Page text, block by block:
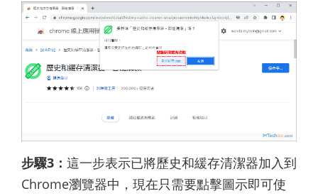
步驟3： 這一步表示已將歷史和緩存清潔器加入到
Chrome瀏覽器中，現在只需要點擊圖示即可使